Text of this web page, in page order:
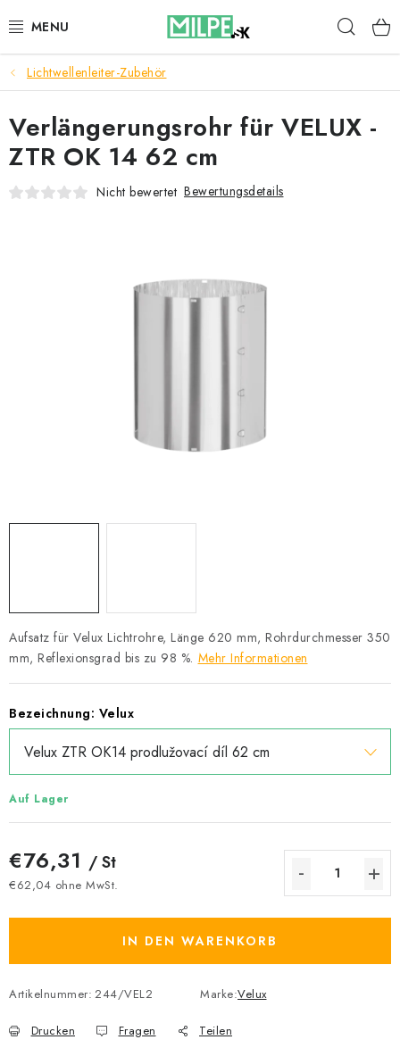
Inhalt
DACHFENSTER
DACHBODENTREPPE
HAUS UND GARTEN
Richtlinien zur Verwendung von Cookies
Lichtwellenleiter-Zubehör
Aufsatz für Velux Lichtrohre, Länge 620 mm, Rohrdurchmesser 350
mm, Reflexionsgrad bis zu 98 %. Mehr Informationen
Bezeichnung: Velux
Auf Lager
€76,31 / St
€62,04 ohne MwSt.
IN DEN WARENKORB
Artikelnummer: 244/VEL2 Marke:Velux
Drucken Fragen Teilen
Verlängerungsrohr für VELUX -
ZTR OK 14 62 cm
Nicht bewertet Bewertungsdetails